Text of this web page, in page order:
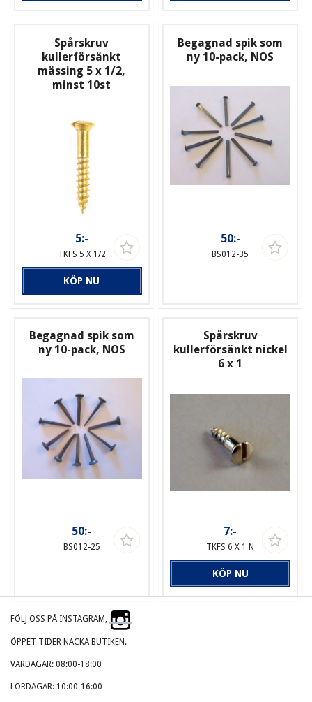
Spårskruv
kullerförsänkt
mässing 5 x 1/2,
minst 10st
5:-
TKFS 5 X 1/2
KÖP NU
Begagnad spik som
ny 10-pack, NOS
50:-
BS012-35
Begagnad spik som
ny 10-pack, NOS
50:-
BS012-25
Spårskruv
kullerförsänkt nickel
6 x 1
7:-
TKFS 6 X 1 N
KÖP NU
FÖLJ OSS PÅ INSTAGRAM,
ÖPPET TIDER NACKA BUTIKEN.
VARDAGAR: 08:00-18:00
LÖRDAGAR: 10:00-16:00